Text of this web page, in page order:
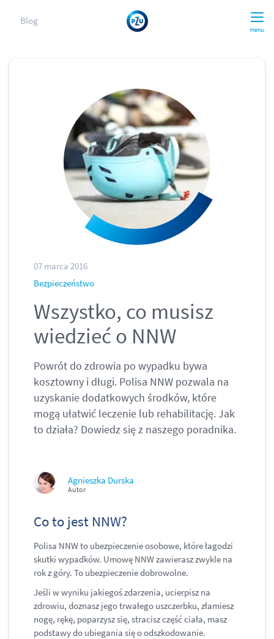
menu
Blog
07 marca 2016
Bezpieczeństwo
Wszystko, co musisz
wiedzieć o NNW
Agnieszka Durska
Autor
Powrót do zdrowia po wypadku bywa
kosztowny i długi. Polisa NNW pozwala na
uzyskanie dodatkowych środków, które
mogą ułatwić leczenie lub rehabilitację. Jak
to działa? Dowiedz się z naszego poradnika.
Co to jest NNW?
Polisa NNW to ubezpieczenie osobowe, które łagodzi
skutki wypadków. Umowę NNW zawierasz zwykle na
rok z góry. To ubezpieczenie dobrowolne.
Jeśli w wyniku jakiegoś zdarzenia, ucierpisz na
zdrowiu, doznasz jego trwałego uszczerbku, złamiesz
nogę, rękę, poparzysz się, stracisz część ciała, masz
podstawy do ubiegania się o odszkodowanie.